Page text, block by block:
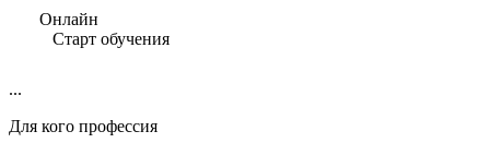
Онлайн
Старт обучения
...
Для кого профессия